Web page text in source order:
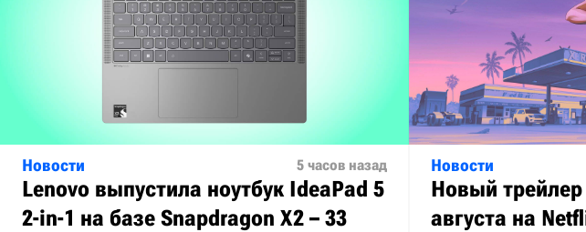
Новости 5 часов назад
Lenovo выпустила ноутбук IdeaPad 5
2-in-1 на базе Snapdragon X2 – 33
Новости
Новый трейлер
августа на